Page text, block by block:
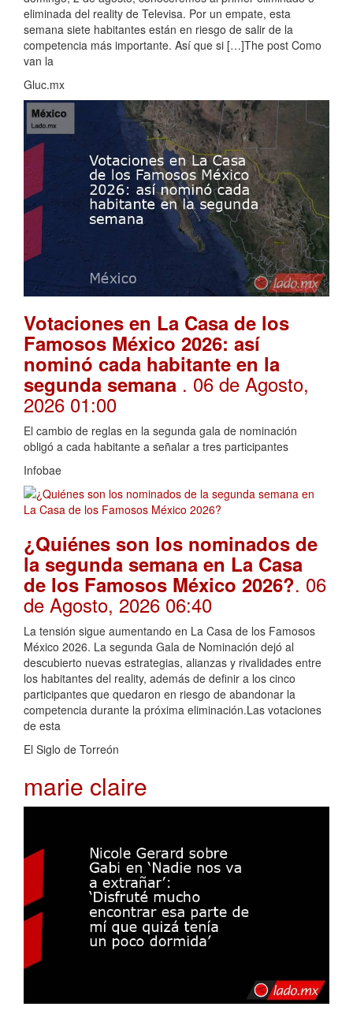
eliminada del reality de Televisa. Por un empate, esta
semana siete habitantes están en riesgo de salir de la
competencia más importante. Así que si […]The post Como
van la
Gluc.mx
Votaciones en La Casa de los
Famosos México 2026: así
nominó cada habitante en la
segunda semana . 06 de Agosto,
2026 01:00
El cambio de reglas en la segunda gala de nominación
obligó a cada habitante a señalar a tres participantes
Infobae
¿Quiénes son los nominados de
la segunda semana en La Casa
de los Famosos México 2026?. 06
de Agosto, 2026 06:40
La tensión sigue aumentando en La Casa de los Famosos
México 2026. La segunda Gala de Nominación dejó al
descubierto nuevas estrategias, alianzas y rivalidades entre
los habitantes del reality, además de definir a los cinco
participantes que quedaron en riesgo de abandonar la
competencia durante la próxima eliminación.Las votaciones
de esta
El Siglo de Torreón
marie claire